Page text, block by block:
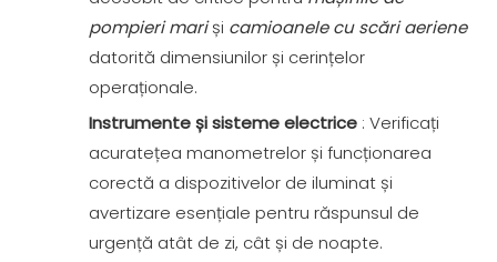
pompieri mariși camioanele cu scări aeriene
datorită dimensiunilor și cerințelor
operaționale.
Instrumente și sisteme electrice : Verificați
acuratețea manometrelor și funcționarea
corectă a dispozitivelor de iluminat și
avertizare esențiale pentru răspunsul de
urgență atât de zi, cât și de noapte.